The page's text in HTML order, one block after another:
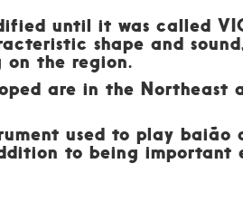
until it was called
shape and
the region.
are in the Northeast
used to play baião
to being important